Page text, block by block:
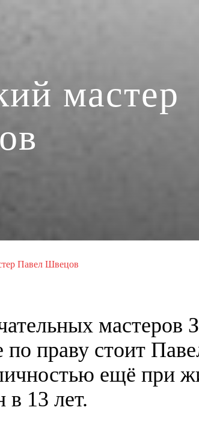
мастер
Павел Швецов
мастеров
по праву стоит
ещё при
в 13 лет.